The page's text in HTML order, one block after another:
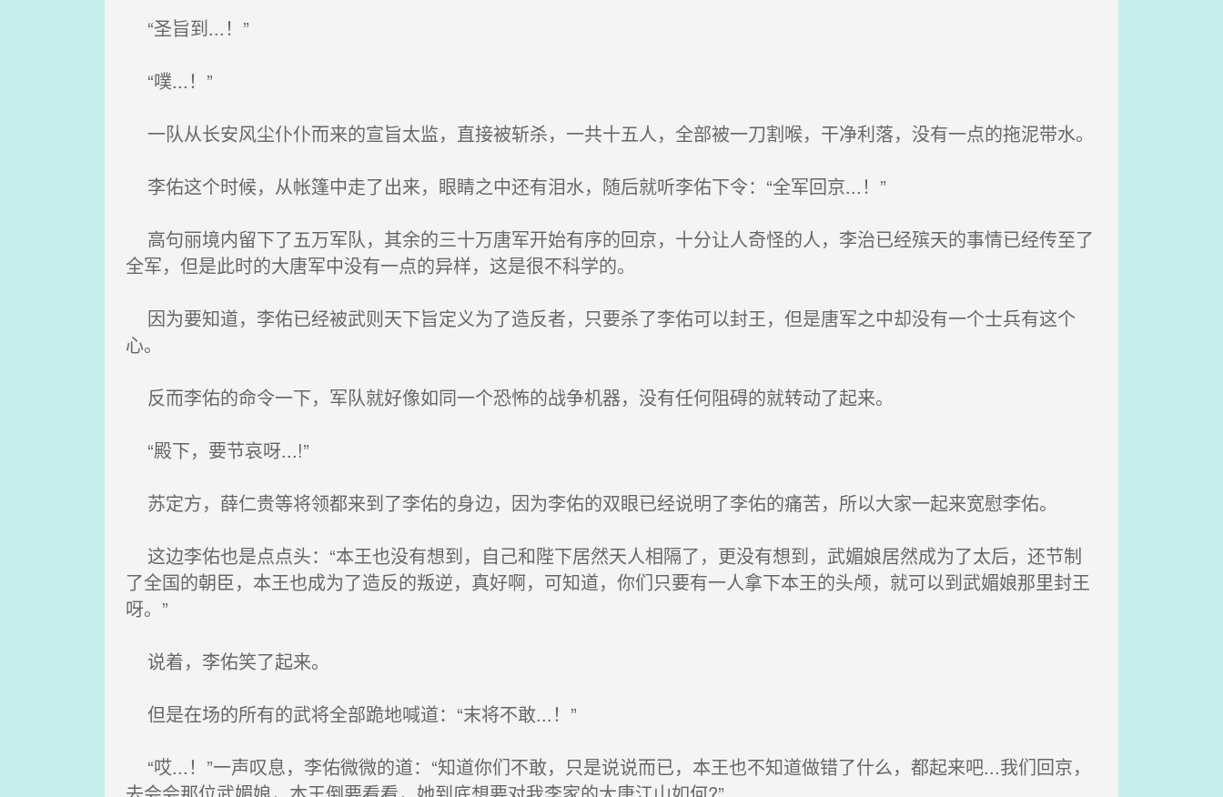
“圣旨到...！”
“噗...！”
一队从长安风尘仆仆而来的宣旨太监，直接被斩杀，一共十五人，全部被一刀割喉，干净利落，没有一点的拖泥带水。
李佑这个时候，从帐篷中走了出来，眼睛之中还有泪水，随后就听李佑下令：“全军回京...！”
高句丽境内留下了五万军队，其余的三十万唐军开始有序的回京，十分让人奇怪的人，李治已经殡天的事情已经传至了
全军，但是此时的大唐军中没有一点的异样，这是很不科学的。
因为要知道，李佑已经被武则天下旨定义为了造反者，只要杀了李佑可以封王，但是唐军之中却没有一个士兵有这个
心。
反而李佑的命令一下，军队就好像如同一个恐怖的战争机器，没有任何阻碍的就转动了起来。
“殿下，要节哀呀...!”
苏定方，薛仁贵等将领都来到了李佑的身边，因为李佑的双眼已经说明了李佑的痛苦，所以大家一起来宽慰李佑。
这边李佑也是点点头：“本王也没有想到，自己和陛下居然天人相隔了，更没有想到，武媚娘居然成为了太后，还节制
了全国的朝臣，本王也成为了造反的叛逆，真好啊，可知道，你们只要有一人拿下本王的头颅，就可以到武媚娘那里封王
呀。”
说着，李佑笑了起来。
但是在场的所有的武将全部跪地喊道：“末将不敢...！”
“哎...！”一声叹息，李佑微微的道：“知道你们不敢，只是说说而已，本王也不知道做错了什么，都起来吧...我们回京，